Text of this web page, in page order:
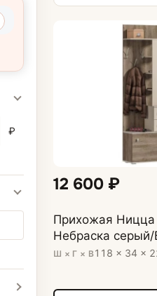
Шкафы для прихожей
Распашные шкафы
Зеркала
₽
12 600 ₽
Прихожая
Небраска
Ш × Г × В118 × 34 ×